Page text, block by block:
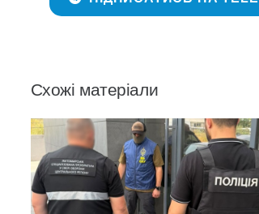
Схожі матеріали